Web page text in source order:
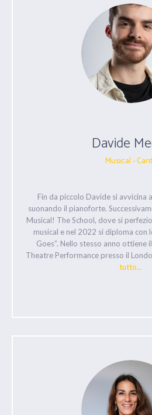
Davide
Musical -
Fin da piccolo Davide si avvicina
suonando il pianoforte.
Musical! The School, dove si
musical e nel 2022 si diploma con
Goes”. Nello stesso anno ottiene
Theatre Performance presso il
tutto...